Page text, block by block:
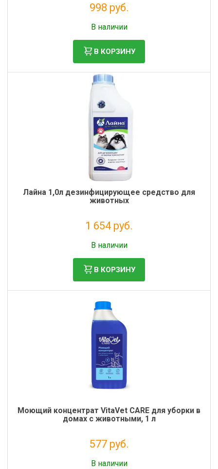
998 руб.
В наличии
В КОРЗИНУ
Лайна 1,0л дезинфицирующее средство для
животных
1 654 руб.
В наличии
В КОРЗИНУ
Моющий концентрат VitaVet CARE для уборки в
домах с животными, 1 л
577 руб.
В наличии